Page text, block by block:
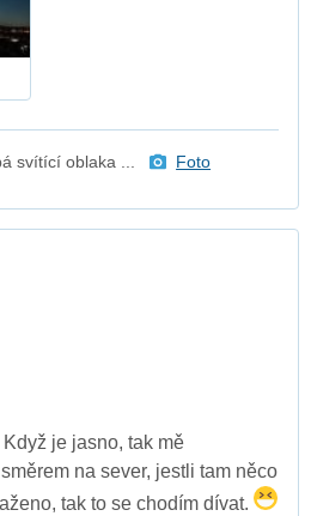
svítící oblaka ... Foto
Když je jasno, tak mě
na sever, jestli tam něco
tak to se chodím dívat.